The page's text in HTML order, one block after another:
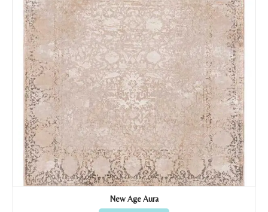
New Age Aura
Nombre y apellido*
Teléfono
Correo electronico*
Tu mensaje.
Nombre y Referencia del producto